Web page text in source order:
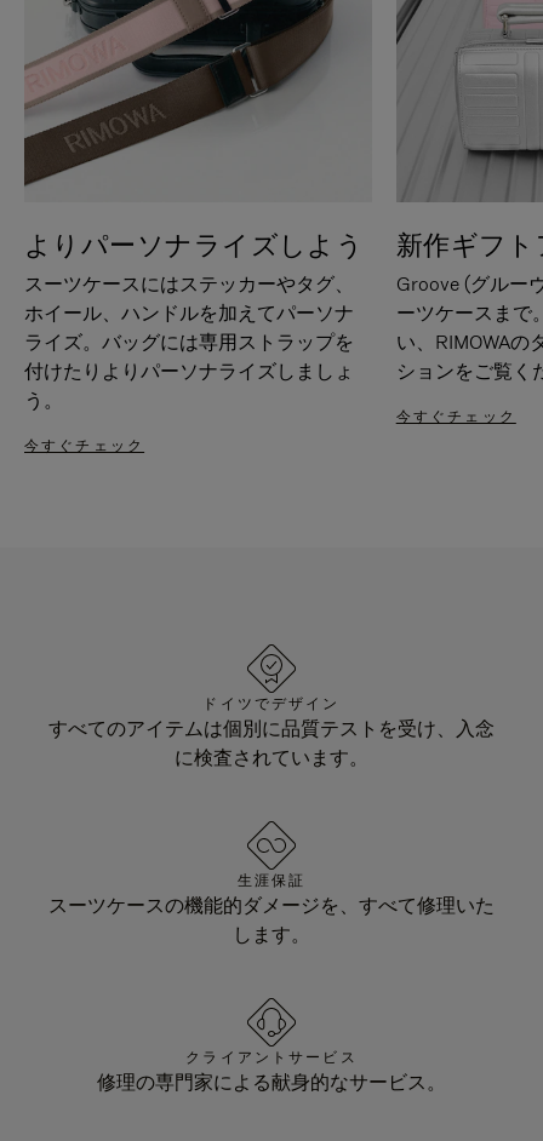
よりパーソナライズしよう
スーツケースにはステッカーやタグ、
ホイール、ハンドルを加えてパーソナ
ライズ。バッグには専用ストラップを
付けたりよりパーソナライズしましょ
う。
今すぐチェック
新作ギフ
Groove (グルー
ーツケースまで
い、RIMOWAの
ションをご覧く
今すぐチェック
ドイツでデザイン
すべてのアイテムは個別に品質テストを受け、入念
に検査されています。
生涯保証
スーツケースの機能的ダメージを、すべて修理いた
します。
クライアントサービス
修理の専門家による献身的なサービス。